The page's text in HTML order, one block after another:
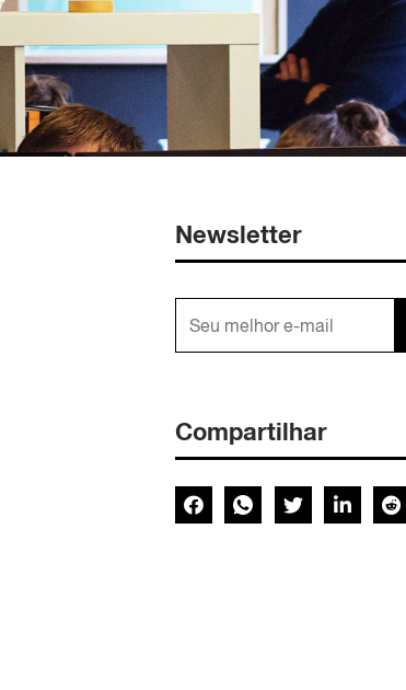
Newsletter
Compartilhar